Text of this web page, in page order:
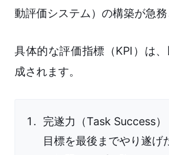
動評価システム）の構築が急務
具体的な評価指標（KPI）は
成されます。
完遂力（Task Success
目標を最後までやり遂げ